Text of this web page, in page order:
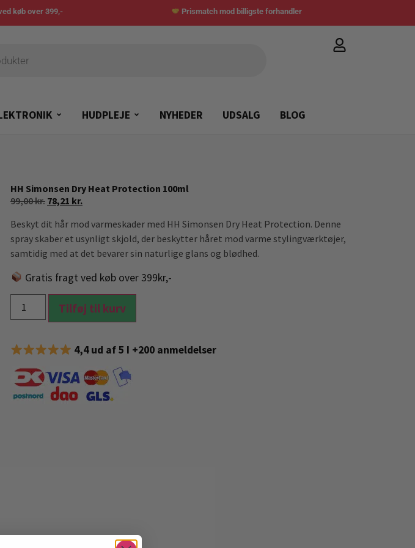
køb over 399,- Prismatch mod billigste forhandler
HUDPLEJE NYHEDER UDSALG BLOG
HH Simonsen Dry Heat Protection 100ml
99,00kr. 78,21 kr.
Beskyt dit hår mod varmeskader med HH Simonsen Dry Heat Protection. Denne
spray skaber et usynligt skjold, der beskytter håret mod varme stylingværktøjer,
samtidig med at det bevarer sin naturlige glans og blødhed.
Gratis fragt ved køb over 399kr,-
Tilføj til kurv
4,4 ud af 5 I +200 anmeldelser